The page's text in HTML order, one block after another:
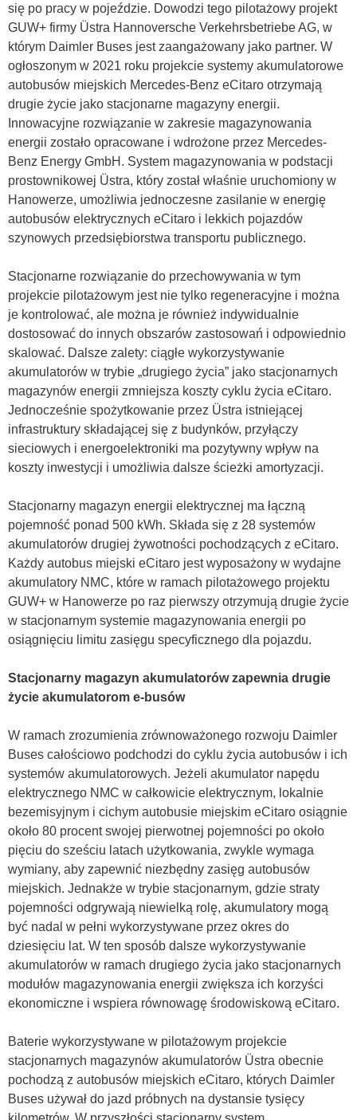
się po pracy w pojeździe. Dowodzi tego pilotażowy projekt
GUW+ firmy Üstra Hannoversche Verkehrsbetriebe AG, w
którym Daimler Buses jest zaangażowany jako partner. W
ogłoszonym w 2021 roku projekcie systemy akumulatorowe
autobusów miejskich Mercedes-Benz eCitaro otrzymają
drugie życie jako stacjonarne magazyny energii.
Innowacyjne rozwiązanie w zakresie magazynowania
energii zostało opracowane i wdrożone przez Mercedes-
Benz Energy GmbH. System magazynowania w podstacji
prostownikowej Üstra, który został właśnie uruchomiony w
Hanowerze, umożliwia jednoczesne zasilanie w energię
autobusów elektrycznych eCitaro i lekkich pojazdów
szynowych przedsiębiorstwa transportu publicznego.
Stacjonarne rozwiązanie do przechowywania w tym
projekcie pilotażowym jest nie tylko regeneracyjne i można
je kontrolować, ale można je również indywidualnie
dostosować do innych obszarów zastosowań i odpowiednio
skalować. Dalsze zalety: ciągłe wykorzystywanie
akumulatorów w trybie „drugiego życia” jako stacjonarnych
magazynów energii zmniejsza koszty cyklu życia eCitaro.
Jednocześnie spożytkowanie przez Üstra istniejącej
infrastruktury składającej się z budynków, przyłączy
sieciowych i energoelektroniki ma pozytywny wpływ na
koszty inwestycji i umożliwia dalsze ścieżki amortyzacji.
Stacjonarny magazyn energii elektrycznej ma łączną
pojemność ponad 500 kWh. Składa się z 28 systemów
akumulatorów drugiej żywotności pochodzących z eCitaro.
Każdy autobus miejski eCitaro jest wyposażony w wydajne
akumulatory NMC, które w ramach pilotażowego projektu
GUW+ w Hanowerze po raz pierwszy otrzymują drugie życie
w stacjonarnym systemie magazynowania energii po
osiągnięciu limitu zasięgu specyficznego dla pojazdu.
Stacjonarny magazyn akumulatorów zapewnia drugie
życie akumulatorom e-busów
W ramach zrozumienia zrównoważonego rozwoju Daimler
Buses całościowo podchodzi do cyklu życia autobusów i ich
systemów akumulatorowych. Jeżeli akumulator napędu
elektrycznego NMC w całkowicie elektrycznym, lokalnie
bezemisyjnym i cichym autobusie miejskim eCitaro osiągnie
około 80 procent swojej pierwotnej pojemności po około
pięciu do sześciu latach użytkowania, zwykle wymaga
wymiany, aby zapewnić niezbędny zasięg autobusów
miejskich. Jednakże w trybie stacjonarnym, gdzie straty
pojemności odgrywają niewielką rolę, akumulatory mogą
być nadal w pełni wykorzystywane przez okres do
dziesięciu lat. W ten sposób dalsze wykorzystywanie
akumulatorów w ramach drugiego życia jako stacjonarnych
modułów magazynowania energii zwiększa ich korzyści
ekonomiczne i wspiera równowagę środowiskową eCitaro.
Baterie wykorzystywane w pilotażowym projekcie
stacjonarnych magazynów akumulatorów Üstra obecnie
pochodzą z autobusów miejskich eCitaro, których Daimler
Buses używał do jazd próbnych na dystansie tysięcy